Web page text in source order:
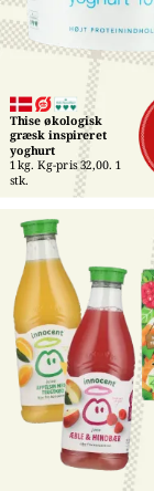
Thise økologisk
græsk inspireret
yoghurt
1 kg. Kg-pris 32,00. 1
stk.